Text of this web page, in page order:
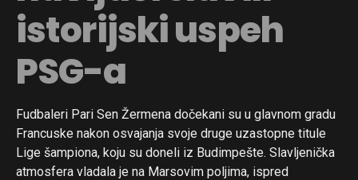
istorijski uspeh
PSG-a
Fudbaleri Pari Sen Žermena dočekani su u glavnom gradu
Francuske nakon osvajanja svoje druge uzastopne titule
Lige šampiona, koju su doneli iz Budimpešte. Slavljenička
atmosfera vladala je na Marsovim poljima, ispred